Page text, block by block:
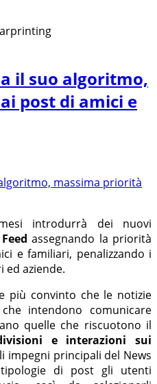
il suo algoritmo,
post di amici e
introdurrà dei nuovi
assegnando la priorità
e familiari, penalizzando i
aziende.
più convinto che le notizie
intendono comunicare
quelle che riscuotono il
e interazioni sui
impegni principali del News
di post gli utenti